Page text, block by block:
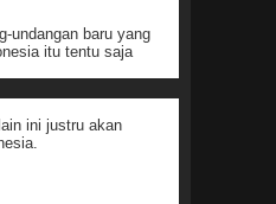
undangan baru yang
itu tentu saja
ini justru akan